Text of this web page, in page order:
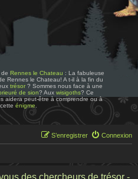
de Rennes le Chateau : La fabuleuse
Rennes le Chateau! A t-il à la fin du
trésor? Sommes nous face à une
de sion? Aux wisigoths? Ce
aidera peut-être à comprendre ou à
cetteénigme
Connexion
S’enregistrer
des chercheurs de trésor -